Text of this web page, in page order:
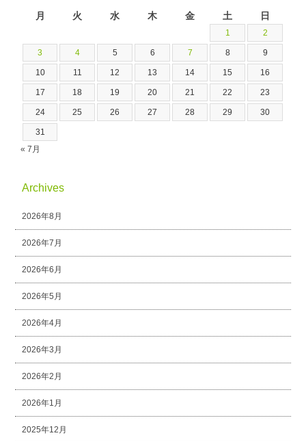
月 火 水 木 金 土 日
1 2
3 4 5 6 7 8 9
10 11 12 13 14 15 16
17 18 19 20 21 22 23
24 25 26 27 28 29 30
31
« 7月
Archives
2026年8月
2026年7月
2026年6月
2026年5月
2026年4月
2026年3月
2026年2月
2026年1月
2025年12月